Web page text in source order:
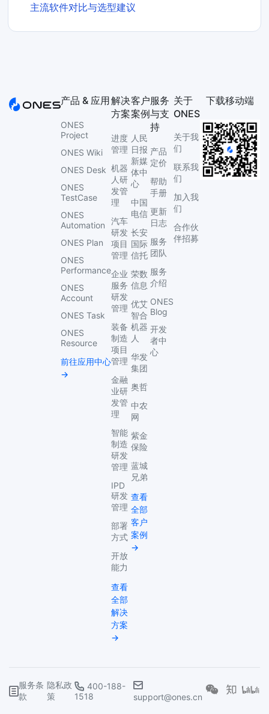
主流软件对比与选型建议
产品 & 应用
ONES
Project
ONES Wiki
ONES Desk
ONES
TestCase
ONES
Automation
ONES Plan
ONES
Performance
ONES
Account
ONES Task
ONES
Resource
前往应用中心
→
解决
方案
进度
管理
机器
人研
发管
理
汽车
研发
项目
管理
企业
服务
研发
管理
装备
制造
项目
管理
金融
业研
发管
理
智能
制造
研发
管理
IPD
研发
管理
部署
方式
开放
能力
查看
全部
解决
方案
→
客户
案例
人民
日报
新媒
体中
心
中国
电信
长安
国际
信托
荣数
信息
优艾
智合
机器
人
华发
集团
奥哲
中农
网
紫金
保险
蓝城
兄弟
查看
全部
客户
案例
→
服务
与支
持
产品
定价
帮助
手册
更新
日志
服务
团队
服务
介绍
ONES
Blog
开发
者中
心
关于
ONES
关于我
们
联系我
们
加入我
们
合作伙
伴招募
下载移动端
服务条
款
隐私政
策
400-188-
1518
support@ones.cn